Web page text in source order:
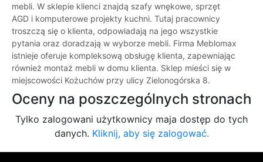
mebli. W sklepie klienci znajdą szafy wnękowe, sprzęt
AGD i komputerowe projekty kuchni. Tutaj pracownicy
troszczą się o klienta, odpowiadają na jego wszystkie
pytania oraz doradzają w wyborze mebli. Firma Meblomax
istnieje oferuje kompleksową obsługę klienta, zapewniając
również montaż mebli w domu klienta. Sklep mieści się w
miejscowości Kożuchów przy ulicy Zielonogórska 8.
Oceny na poszczególnych stronach
Tylko zalogowani użytkownicy maja dostęp do tych
danych. Kliknij, aby się zalogować.